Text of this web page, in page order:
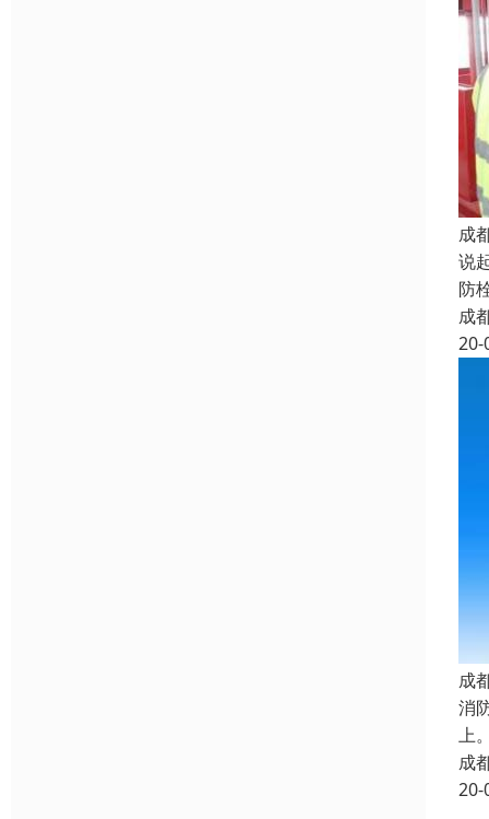
成
说
防
成
20-
成
消
上
成
20-